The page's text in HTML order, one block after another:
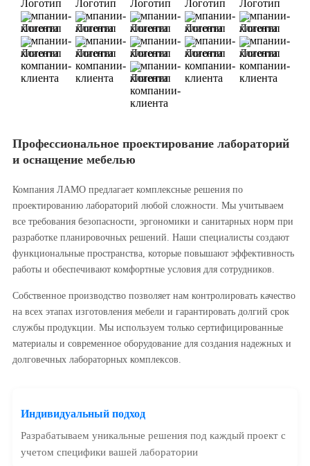
Профессиональное проектирование лабораторий
и оснащение мебелью
Компания ЛАМО предлагает комплексные решения по
проектированию лабораторий любой сложности. Мы учитываем
все требования безопасности, эргономики и санитарных норм при
разработке планировочных решений. Наши специалисты создают
функциональные пространства, которые повышают эффективность
работы и обеспечивают комфортные условия для сотрудников.
Собственное производство позволяет нам контролировать качество
на всех этапах изготовления мебели и гарантировать долгий срок
службы продукции. Мы используем только сертифицированные
материалы и современное оборудование для создания надежных и
долговечных лабораторных комплексов.
Индивидуальный подход
Разрабатываем уникальные решения под каждый проект с
учетом специфики вашей лаборатории